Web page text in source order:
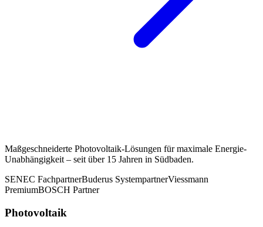
Maßgeschneiderte Photovoltaik-Lösungen für maximale Energie-
Unabhängigkeit – seit über 15 Jahren in Südbaden.
SENEC FachpartnerBuderus SystempartnerViessmann
PremiumBOSCH Partner
Photovoltaik